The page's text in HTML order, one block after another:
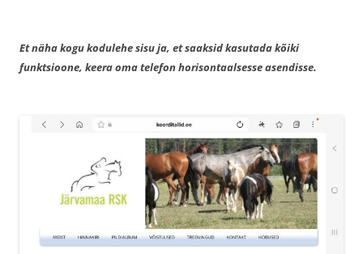
Et näha kogu kodulehe sisu ja, et saaksid kasutada kõiki
funktsioone, keera oma telefon horisontaalsesse asendisse.